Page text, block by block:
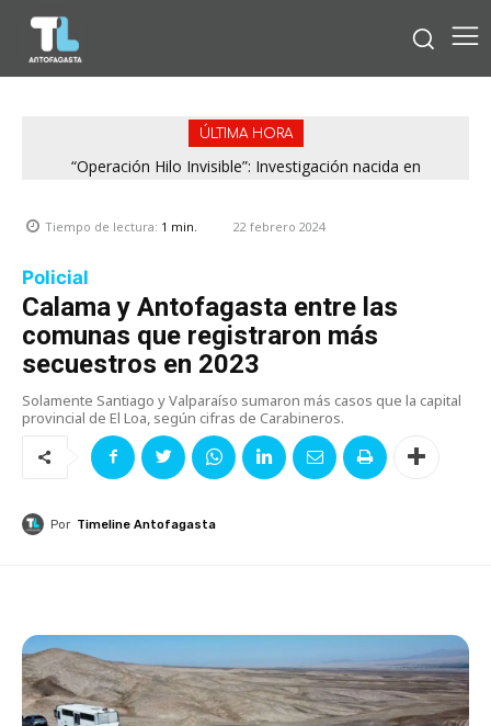
ÚLTIMA HORA
“Operación Hilo Invisible”: Investigación nacida en
Tiempo de lectura: 1 min. 22 febrero 2024
Policial
Calama y Antofagasta entre las
comunas que registraron más
secuestros en 2023
Solamente Santiago y Valparaíso sumaron más casos que la capital
provincial de El Loa, según cifras de Carabineros.
Por Timeline Antofagasta